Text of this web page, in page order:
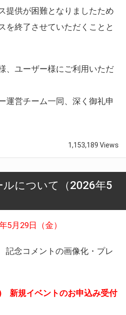
提供が困難となりましたため
を終了させていただくことと
、ユーザー様にご利用いただ
運営チーム一同、深く御礼申
1,153,189 Views
について（2026年5
5月29日（金）
記念コメントの画像化・プレ
新規イベントのお申込み受付